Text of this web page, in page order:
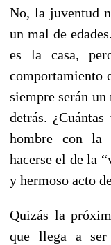
No, la juventud
un mal de
es la casa,
comportamiento
siempre serán
detrás.
hombre con la
hacerse el de la
y hermoso acto
Quizás la
que llega a ser